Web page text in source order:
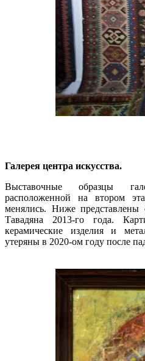
Галерея центра искусства.
Выставочные образцы
расположенной на втором
менялись. Ниже
Тавадяна 2013-го года.
керамические изделия и
утеряны в 2020-ом году после